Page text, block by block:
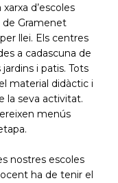
d’escoles
de Gramenet
llei. Els centres
a cadascuna de
i patis. Tots
material didàctic i
la seva activitat.
menús
nostres escoles
ha de tenir el